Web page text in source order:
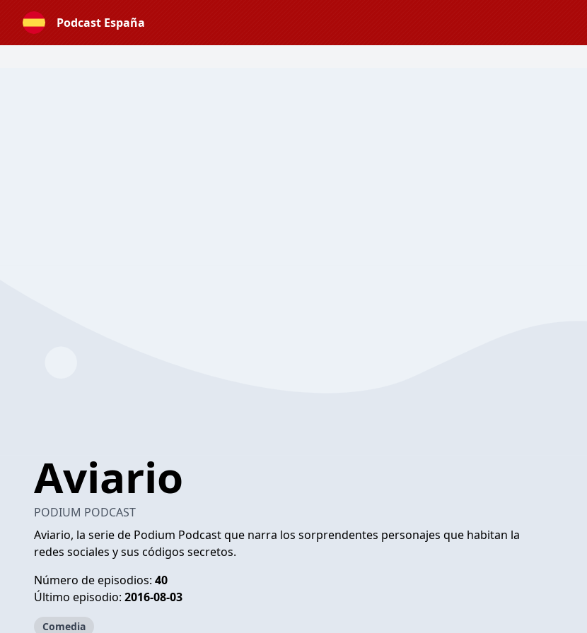
Podcast España
Aviario
PODIUM PODCAST
Aviario, la serie de Podium Podcast que narra los sorprendentes personajes que habitan la
redes sociales y sus códigos secretos.
Número de episodios: 40
Último episodio: 2016-08-03
Comedia